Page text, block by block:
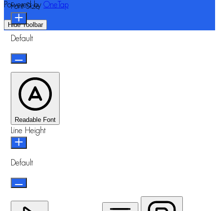
Powered by OneTap
Hide Toolbar
Font Size
Default
Readable Font
Line Height
Default